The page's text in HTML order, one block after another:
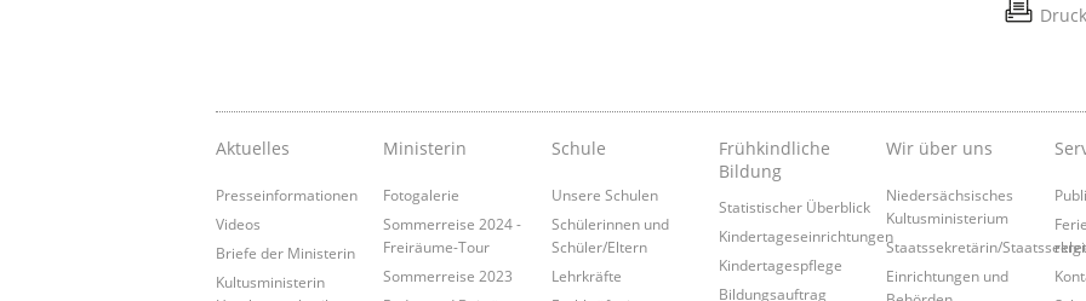
Aktuelles
Presseinformationen
Videos
Briefe der Ministerin
Kultusministerin
Ministerin
Fotogalerie
Sommerreise 2024 -
Freiräume-Tour
Sommerreise 2023
Schule
Unsere Schulen
Schülerinnen und
Schüler/Eltern
Lehrkräfte
Frühkindliche
Bildung
Statistischer Überblick
Kindertageseinrichtungen
Kindertagespflege
Bildungsauftrag
Wir über uns
Niedersächsisches
Kultusministerium
Staatssekretärin/
Einrichtungen und